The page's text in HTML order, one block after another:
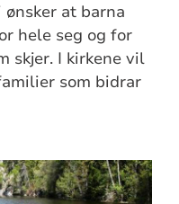
at barna
hele seg og for
skjer. I kirkene vil
som bidrar